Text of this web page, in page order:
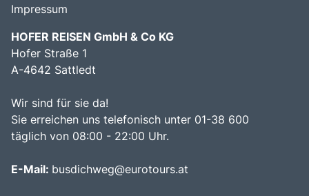
Impressum
HOFER REISEN GmbH & Co KG
Hofer Straße 1
A-4642 Sattledt
Wir sind für sie da!
Sie erreichen uns telefonisch unter 01-38 600
täglich von 08:00 - 22:00 Uhr.
E-Mail: busdichweg@eurotours.at